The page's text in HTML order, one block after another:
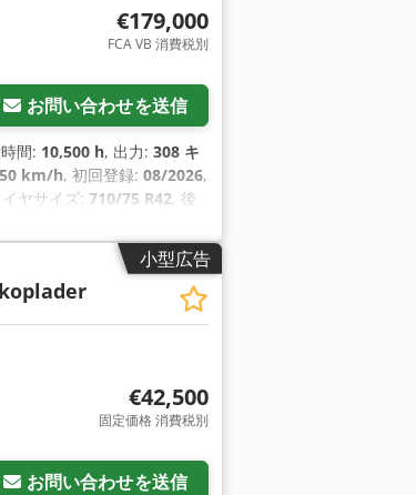
€179,000
FCA VB 消費税別
お問い合わせを送信
間: 10,500 h, 出力: 308 キ
50 km/h, 初回登録: 08/2026,
ヤサイズ: 710/75 R42, 後
圧, 照明, 追加ヘッドライト,
小型広告
€42,500
固定価格 消費税別
お問い合わせを送信